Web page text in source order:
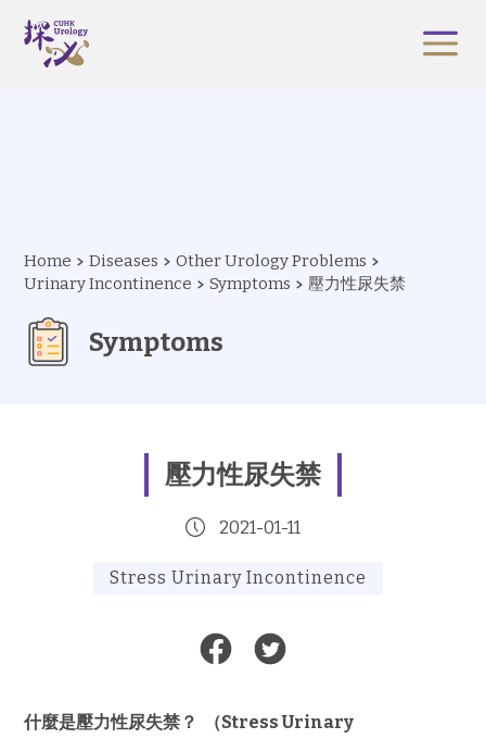
Home Diseases
Other Urology Problems
Urinary Incontinence
Symptoms 壓力性尿失禁
Symptoms
壓力性尿失禁
2021-01-11
Stress Urinary Incontinence
什麼是壓力性尿失禁？ （Stress Urinary